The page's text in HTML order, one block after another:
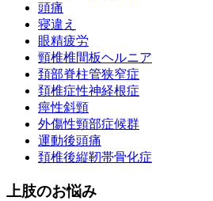
頭痛
寝違え
眼精疲労
頸椎椎間板ヘルニア
頚部脊柱管狭窄症
頚椎症性神経根症
痙性斜頸
外傷性頸部症候群
運動後頭痛
頚椎後縦靭帯骨化症
上肢のお悩み